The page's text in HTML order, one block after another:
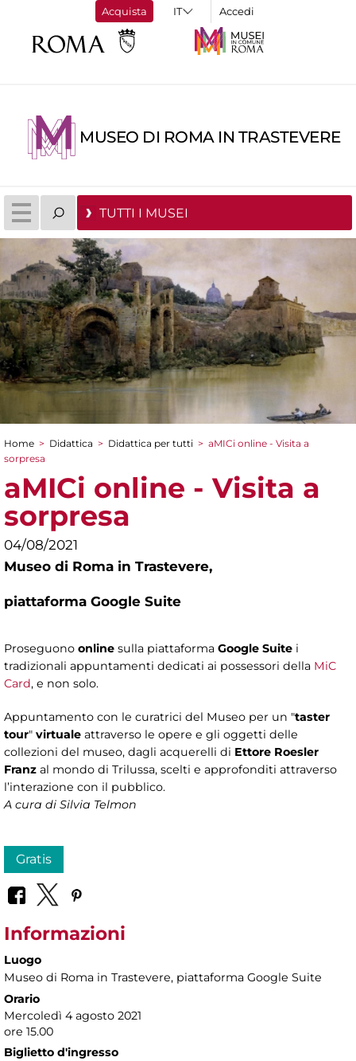
Acquista Accedi
MUSEO DI ROMA IN TRASTEVERE
TUTTI I MUSEI
Tu sei qui
Home > Didattica > Didattica per tutti > aMICi online - Visita a
sorpresa
aMICi online - Visita a
sorpresa
04/08/2021
Museo di Roma in Trastevere,
piattaforma Google Suite
Proseguono online sulla piattaforma Google Suite i
tradizionali appuntamenti dedicati ai possessori della MiC
Card, e non solo.
Appuntamento con le curatrici del Museo per un "taster
tour" virtuale attraverso le opere e gli oggetti delle
collezioni del museo, dagli acquerelli di Ettore Roesler
Franz al mondo di Trilussa, scelti e approfonditi attraverso
l’interazione con il pubblico.
A cura di Silvia Telmon
Gratis
Informazioni
Luogo
Museo di Roma in Trastevere, piattaforma Google Suite
Orario
Mercoledì 4 agosto 2021
ore 15.00
Biglietto d'ingresso